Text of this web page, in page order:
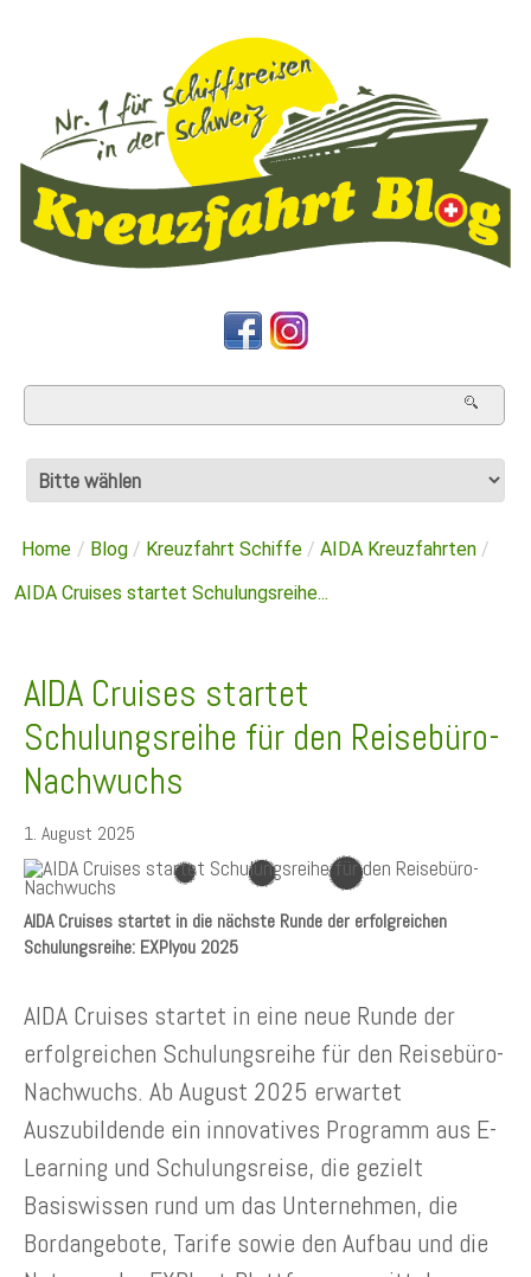
Home / Blog / Kreuzfahrt Schiffe / AIDA Kreuzfahrten /
AIDA Cruises startet Schulungsreihe...
AIDA Cruises startet
Schulungsreihe für den Reisebüro-
Nachwuchs
1. August 2025
AIDA Cruises startet in die nächste Runde der erfolgreichen
Schulungsreihe: EXPIyou 2025
AIDA Cruises startet in eine neue Runde der
erfolgreichen Schulungsreihe für den Reisebüro-
Nachwuchs. Ab August 2025 erwartet
Auszubildende ein innovatives Programm aus E-
Learning und Schulungsreise, die gezielt
Basiswissen rund um das Unternehmen, die
Bordangebote, Tarife sowie den Aufbau und die